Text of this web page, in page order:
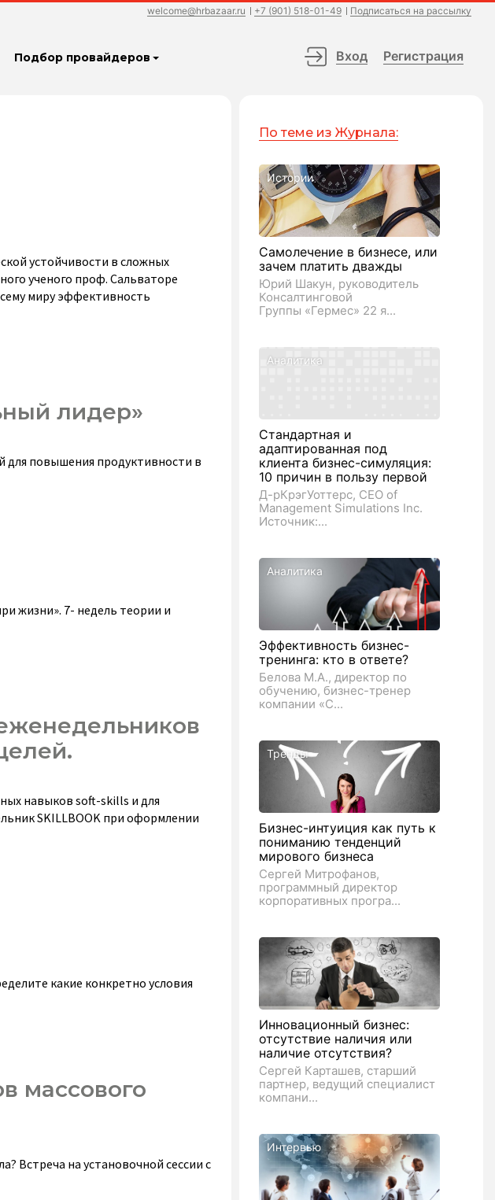
welcome@hrbazaar.ru +7 (901) 518-01-49 Подписаться на рассылку
Подбор провайдеров Вход Регистрация
устойчивости в сложных
ученого проф. Сальваторе
миру эффективность
лидер»
для повышения продуктивности в
жизни». 7- недель теории и
навыков soft-skills и для
SKILLBOOK при оформлении
какие конкретно условия
массового
Встреча на установочной сессии с
По теме из Журнала:
Истории
Самолечение в бизнесе, или
зачем платить дважды
Юрий Шакун, руководитель
Консалтинговой
Группы «Гермес» 22 я...
Аналитика
Стандартная и
адаптированная под
клиента бизнес-симуляция:
10 причин в пользу первой
Д-рКрэгУоттерс, CEO of
Management Simulations Inc.
Источник:...
Аналитика
Эффективность бизнес-
тренинга: кто в ответе?
Белова М.А., директор по
обучению, бизнес-тренер
компании «С...
Тренды
Бизнес-интуиция как путь к
пониманию тенденций
мирового бизнеса
Сергей Митрофанов,
программный директор
корпоративных програ...
Инновационный бизнес:
отсутствие наличия или
наличие отсутствия?
Сергей Карташев, старший
партнер, ведущий специалист
компани...
Интервью